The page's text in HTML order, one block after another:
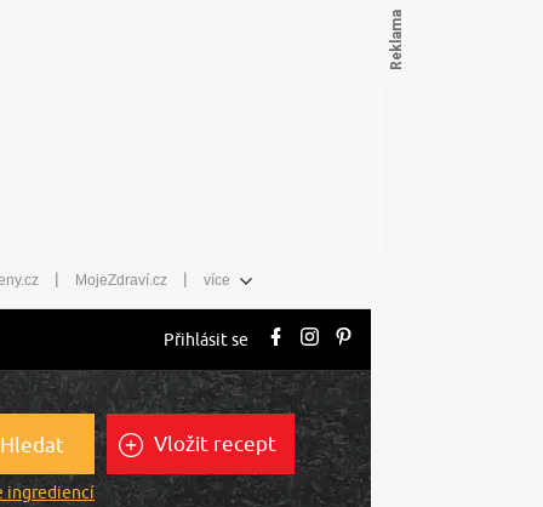
| MojeZdraví.cz | více
Přihlásit se
Hledat
ingrediencí
Vložit recept